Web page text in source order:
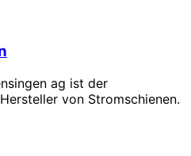
ag ist der
von Stromschienen.